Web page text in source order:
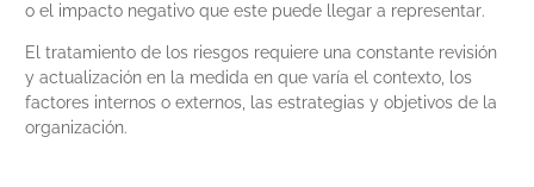
o el impacto negativo que este puede llegar a representar.
El tratamiento de los riesgos requiere una constante revisión
y actualización en la medida en que varía el contexto, los
factores internos o externos, las estrategias y objetivos de la
organización.